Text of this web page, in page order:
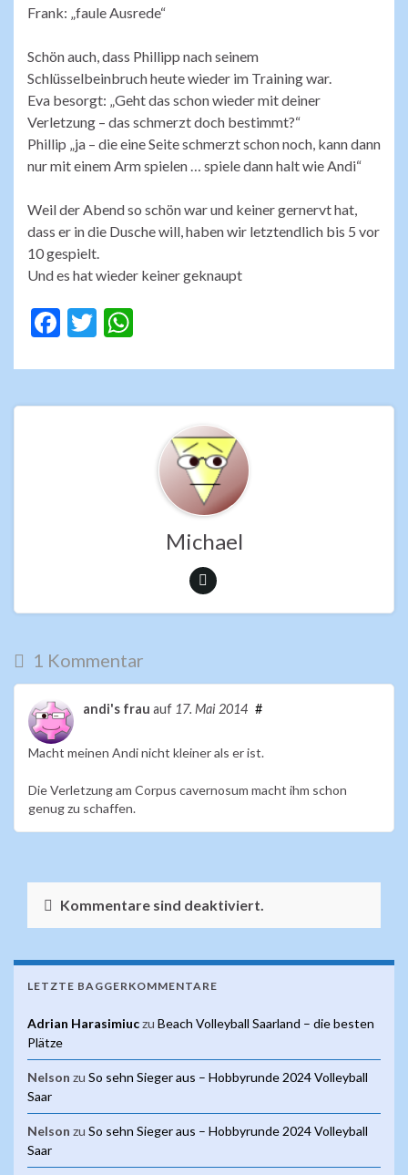
Frank: „faule Ausrede“
Schön auch, dass Phillipp nach seinem
Schlüsselbeinbruch heute wieder im Training war.
Eva besorgt: „Geht das schon wieder mit deiner
Verletzung – das schmerzt doch bestimmt?“
Phillip „ja – die eine Seite schmerzt schon noch, kann dann
nur mit einem Arm spielen … spiele dann halt wie Andi“
Weil der Abend so schön war und keiner gernervt hat,
dass er in die Dusche will, haben wir letztendlich bis 5 vor
10 gespielt.
Und es hat wieder keiner geknaupt
F
e
b
T
itt
er
at
s
Michael
1 Kommentar
andi's frau auf 17. Mai 2014 #
Macht meinen Andi nicht kleiner als er ist.
Die Verletzung am Corpus cavernosum macht ihm schon
genug zu schaffen.
Kommentare sind deaktiviert.
LETZTE BAGGERKOMMENTARE
Adrian Harasimiuczu Beach Volleyball Saarland – die besten
Plätze
Nelson zu So sehn Sieger aus – Hobbyrunde 2024 Volleyball
Saar
Nelson zu So sehn Sieger aus – Hobbyrunde 2024 Volleyball
Saar